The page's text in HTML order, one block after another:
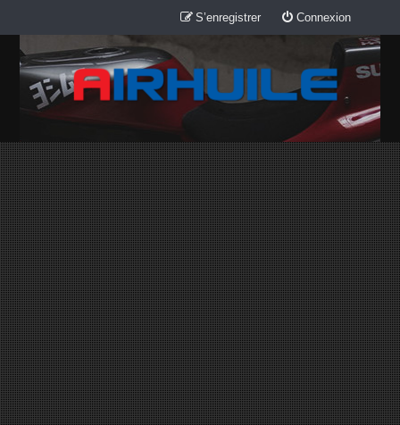
Connexion
S’enregistrer